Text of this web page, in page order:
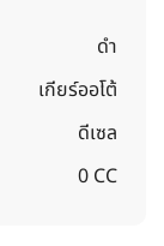
ดำ
เกียร์ออโต้
ดีเซล
0 CC